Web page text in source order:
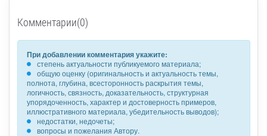
Комментарии(0)
При добавлении комментария укажите:
степень актуальности публикуемого материала;
общую оценку (оригинальность и актуальность темы,
полнота, глубина, всесторонность раскрытия темы,
логичность, связность, доказательность, структурная
упорядоченность, характер и достоверность примеров,
иллюстративного материала, убедительность выводов);
недостатки, недочеты;
вопросы и пожелания Автору.